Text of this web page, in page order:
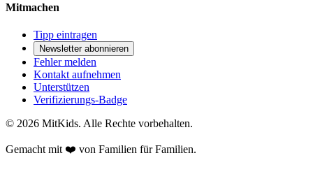
Mitmachen
Tipp eintragen
Newsletter abonnieren
Fehler melden
Kontakt aufnehmen
Unterstützen
Verifizierungs-Badge
© 2026 MitKids. Alle Rechte vorbehalten.
Gemacht mit ❤️ von Familien für Familien.